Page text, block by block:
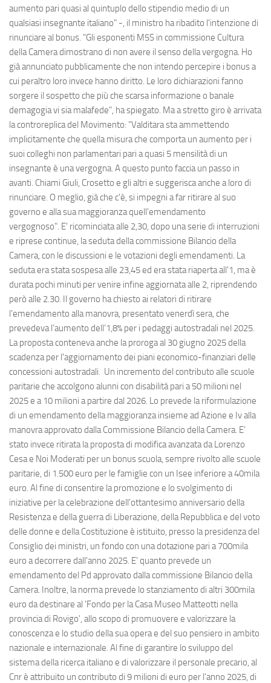
aumento pari quasi al quintuplo dello stipendio medio di un
qualsiasi insegnante italiano" -, il ministro ha ribadito l'intenzione di
rinunciare al bonus. "Gli esponenti M5S in commissione Cultura
della Camera dimostrano di non avere il senso della vergogna. Ho
già annunciato pubblicamente che non intendo percepire i bonus a
cui peraltro loro invece hanno diritto. Le loro dichiarazioni fanno
sorgere il sospetto che più che scarsa informazione o banale
demagogia vi sia malafede", ha spiegato. Ma a stretto giro è arrivata
la controreplica del Movimento: "Valditara sta ammettendo
implicitamente che quella misura che comporta un aumento per i
suoi colleghi non parlamentari pari a quasi 5 mensilità di un
insegnante è una vergogna. A questo punto faccia un passo in
avanti. Chiami Giuli, Crosetto e gli altri e suggerisca anche a loro di
rinunciare. O meglio, già che c'è, si impegni a far ritirare al suo
governo e alla sua maggioranza quell'emendamento
vergognoso". E' ricominciata alle 2,30, dopo una serie di interruzioni
e riprese continue, la seduta della commissione Bilancio della
Camera, con le discussioni e le votazioni degli emendamenti. La
seduta era stata sospesa alle 23,45 ed era stata riaperta all'1, ma è
durata pochi minuti per venire infine aggiornata alle 2, riprendendo
però alle 2.30. Il governo ha chiesto ai relatori di ritirare
l’emendamento alla manovra, presentato venerdì sera, che
prevedeva l’aumento dell’1,8% per i pedaggi autostradali nel 2025.
La proposta conteneva anche la proroga al 30 giugno 2025 della
scadenza per l'aggiornamento dei piani economico-finanziari delle
concessioni autostradali. Un incremento del contributo alle scuole
paritarie che accolgono alunni con disabilità pari a 50 milioni nel
2025 e a 10 milioni a partire dal 2026. Lo prevede la riformulazione
di un emendamento della maggioranza insieme ad Azione e Iv alla
manovra approvato dalla Commissione Bilancio della Camera. E’
stato invece ritirata la proposta di modifica avanzata da Lorenzo
Cesa e Noi Moderati per un bonus scuola, sempre rivolto alle scuole
paritarie, di 1.500 euro per le famiglie con un Isee inferiore a 40mila
euro. Al fine di consentire la promozione e lo svolgimento di
iniziative per la celebrazione dell'ottantesimo anniversario della
Resistenza e della guerra di Liberazione, della Repubblica e del voto
delle donne e della Costituzione è istituito, presso la presidenza del
Consiglio dei ministri, un fondo con una dotazione pari a 700mila
euro a decorrere dall'anno 2025. E' quanto prevede un
emendamento del Pd approvato dalla commissione Bilancio della
Camera. Inoltre, la norma prevede lo stanziamento di altri 300mila
euro da destinare al 'Fondo per la Casa Museo Matteotti nella
provincia di Rovigo', allo scopo di promuovere e valorizzare la
conoscenza e lo studio della sua opera e del suo pensiero in ambito
nazionale e internazionale. Al fine di garantire lo sviluppo del
sistema della ricerca italiano e di valorizzare il personale precario, al
Cnr è attribuito un contributo di 9 milioni di euro per l’anno 2025, di